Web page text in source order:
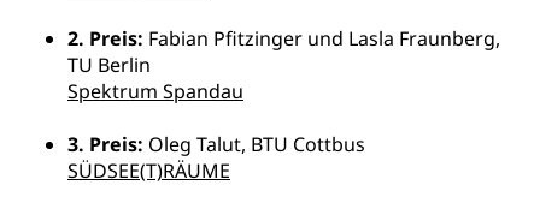
2. Preis: Fabian Pfitzinger und Lasla Fraunberg,
TU Berlin
Spektrum Spandau
3. Preis: Oleg Talut, BTU Cottbus
SÜDSEE(T)RÄUME